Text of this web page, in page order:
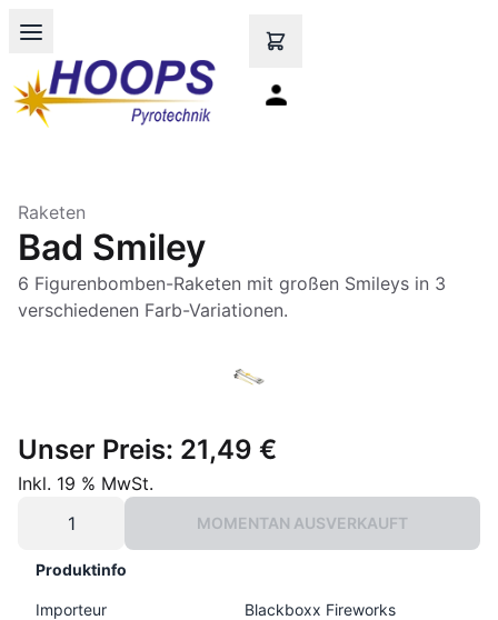
Open main menu
Raketen
Bad Smiley
6 Figurenbomben-Raketen mit großen Smileys in 3
verschiedenen Farb-Variationen.
Unser Preis: 21,49 €
Inkl. 19 % MwSt.
MOMENTAN AUSVERKAUFT
Produktinfo
Importeur Blackboxx Fireworks